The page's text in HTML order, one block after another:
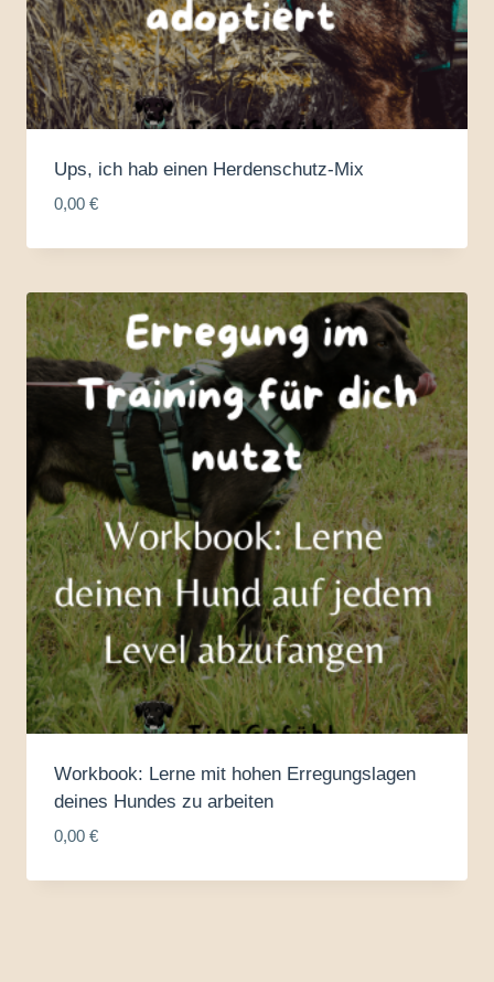
Ups, ich hab einen Herdenschutz-Mix
0,00 €
Workbook: Lerne mit hohen Erregungslagen
deines Hundes zu arbeiten
0,00 €